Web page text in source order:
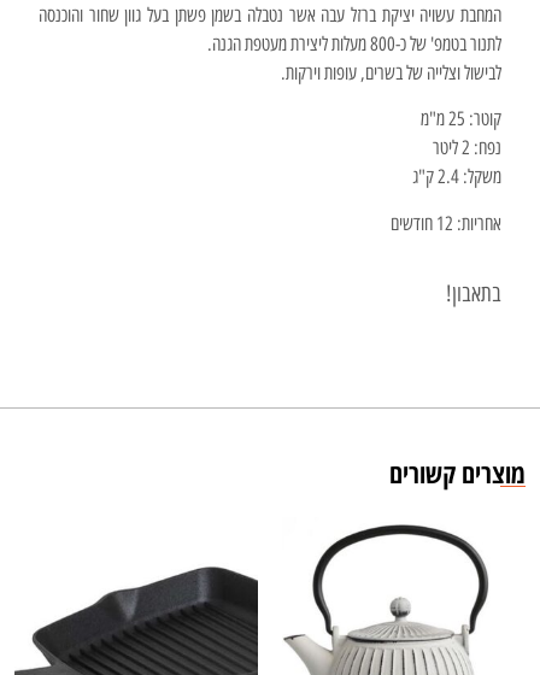
המחבת עשויה יציקת ברזל עבה אשר נטבלה בשמן פשתן בעל גוון שחור והוכנסה
לתנור בטמפ' של כ-800 מעלות ליצירת מעטפת הגנה.
לבישול וצלייה של בשרים, עופות וירקות.
קוטר: 25 מ"מ
נפח: 2 ליטר
משקל: 2.4 ק"ג
אחריות: 12 חודשים
בתאבון!
מוצרים קשורים